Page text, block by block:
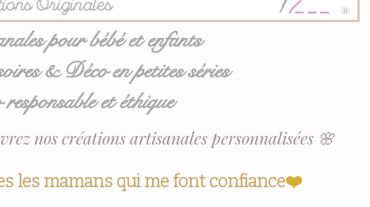
pour bébé et enfants
& Déco en petites séries
et éthique
les mamans qui me font confiance❤️
nos créations artisanales personnalisées 🌸